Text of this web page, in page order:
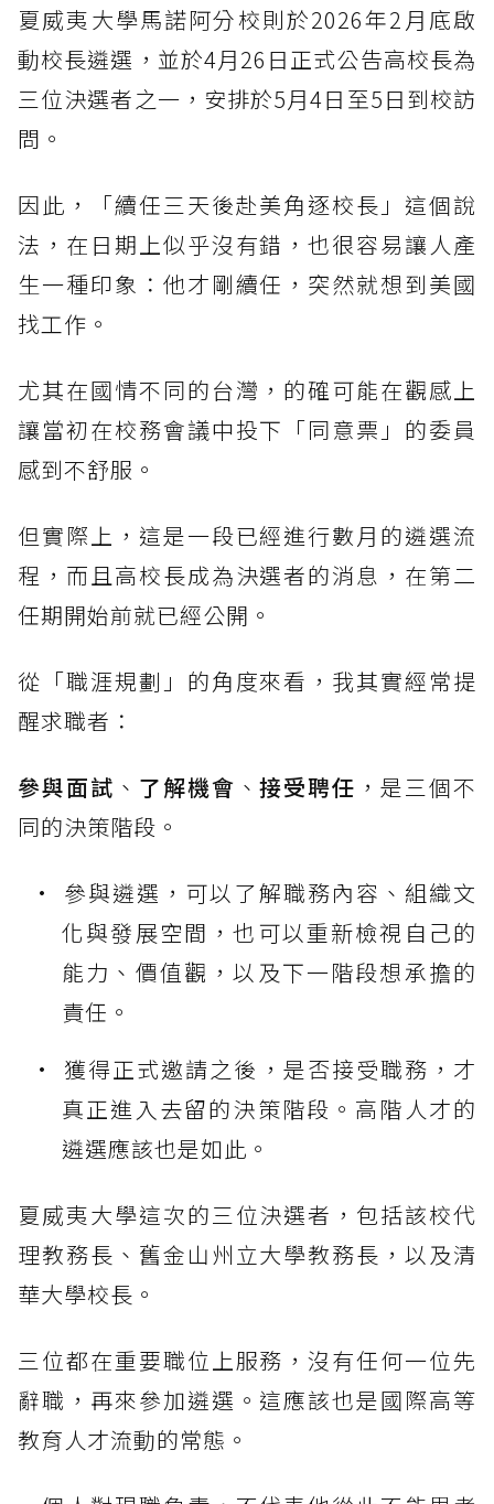
夏威夷大學馬諾阿分校則於2026年2月底啟
動校長遴選，並於4月26日正式公告高校長為
三位決選者之一，安排於5月4日至5日到校訪
問。
因此，「續任三天後赴美角逐校長」這個說
法，在日期上似乎沒有錯，也很容易讓人產
生一種印象：他才剛續任，突然就想到美國
找工作。
尤其在國情不同的台灣，的確可能在觀感上
讓當初在校務會議中投下「同意票」的委員
感到不舒服。
但實際上，這是一段已經進行數月的遴選流
程，而且高校長成為決選者的消息，在第二
任期開始前就已經公開。
從「職涯規劃」的角度來看，我其實經常提
醒求職者：
參與面試 、 了解機會 、接受聘任 ，是三個不
同的決策階段。
參與遴選，可以了解職務內容、組織文
化與發展空間，也可以重新檢視自己的
能力、價值觀，以及下一階段想承擔的
責任。
獲得正式邀請之後，是否接受職務，才
真正進入去留的決策階段。高階人才的
遴選應該也是如此。
夏威夷大學這次的三位決選者，包括該校代
理教務長、舊金山州立大學教務長，以及清
華大學校長。
三位都在重要職位上服務，沒有任何一位先
辭職，再來參加遴選。這應該也是國際高等
教育人才流動的常態。